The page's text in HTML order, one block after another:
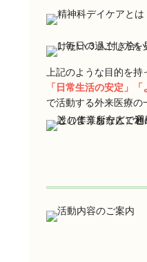
上記のような目的を持
「日常生活の安定」
で活動する外来医療の